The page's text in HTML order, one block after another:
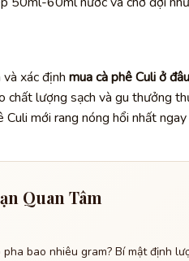
xác định mua cà phê Culi ở đâu
chất lượng sạch và gu thưởng
mới rang nóng hổi nhất ngay
Quan Tâm
pha bao nhiêu gram? Bí mật định